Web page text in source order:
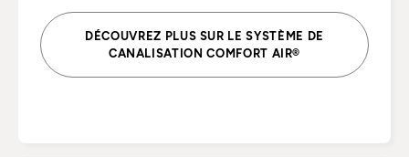
DÉCOUVREZ PLUS SUR LE SYSTÈME DE
CANALISATION COMFORT AIR®